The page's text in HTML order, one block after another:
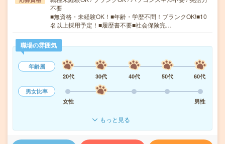
不要
■無資格・未経験OK！■年齢・学歴不問！ブランクOK!■10
名以上採用予定！■履歴書不要■社会保険完…
職場の雰囲気
年齢層
20代
30代 40代 50代
60代
男女比率
女性
男性
もっと見る